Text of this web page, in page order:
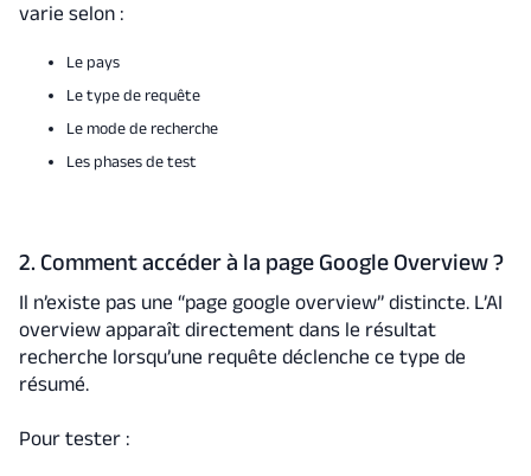
varie selon :
Le pays
Le type de requête
Le mode de recherche
Les phases de test
2. Comment accéder à la page Google Overview ?
Il n’existe pas une “page google overview” distincte. L’AI
overview apparaît directement dans le résultat
recherche lorsqu’une requête déclenche ce type de
résumé.
Pour tester :